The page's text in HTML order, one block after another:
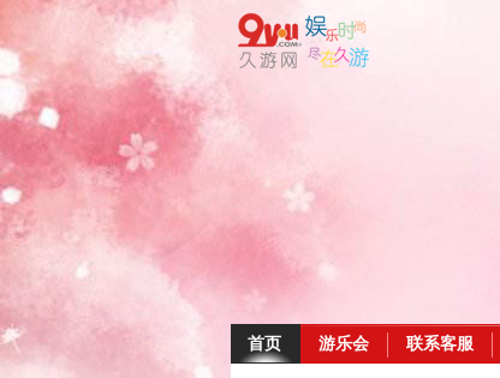
首页 游乐会 联系客服